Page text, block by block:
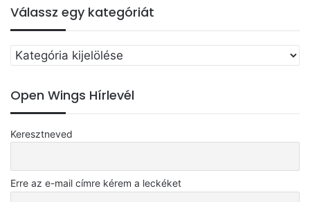
Válassz egy kategóriát
Válassz
egy
Open Wings Hírlevél
Keresztneved
Erre az e-mail címre kérem a leckéket